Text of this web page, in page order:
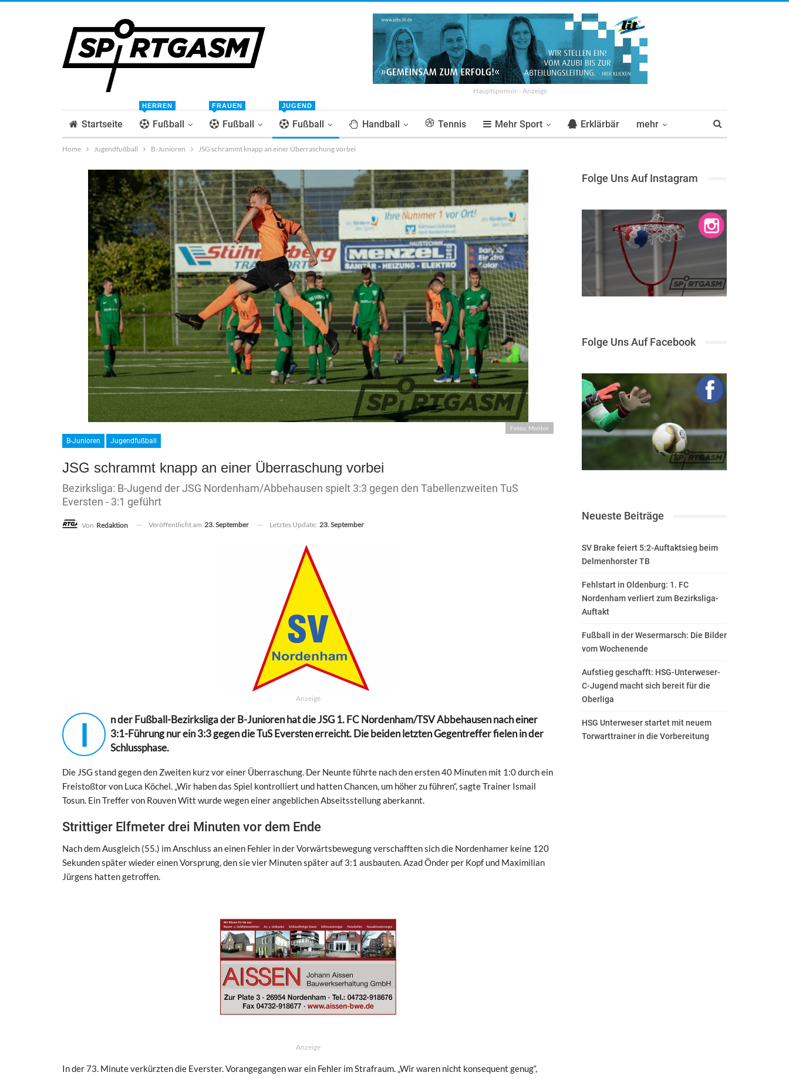
Hauptsponsor - Anzeige
Startseite Fußball
HERREN
Fußball
FRAUEN
Fußball
JUGEND
Handball Tennis Mehr Sport Erklärbär mehr
Home Jugendfußball B-Junioren JSG schrammt knapp an einer Überraschung vorbei
Fotos: Molitor
B-Junioren Jugendfußball
JSG schrammt knapp an einer Überraschung vorbei
Bezirksliga: B-Jugend der JSG Nordenham/Abbehausen spielt 3:3 gegen den Tabellenzweiten TuS
Eversten - 3:1 geführt
Von Redaktion Veröffentlicht am 23. September Letztes Update: 23. September
Anzeige
I
n der Fußball-Bezirksliga der B-Junioren hat die JSG 1. FC Nordenham/TSV Abbehausen nach einer
3:1-Führung nur ein 3:3 gegen die TuS Eversten erreicht. Die beiden letzten Gegentreffer fielen in der
Schlussphase.
Die JSG stand gegen den Zweiten kurz vor einer Überraschung. Der Neunte führte nach den ersten 40 Minuten mit 1:0 durch ein
Freistoßtor von Luca Köchel. „Wir haben das Spiel kontrolliert und hatten Chancen, um höher zu führen“, sagte Trainer Ismail
Tosun. Ein Treffer von Rouven Witt wurde wegen einer angeblichen Abseitsstellung aberkannt.
Strittiger Elfmeter drei Minuten vor dem Ende
Nach dem Ausgleich (55.) im Anschluss an einen Fehler in der Vorwärtsbewegung verschafften sich die Nordenhamer keine 120
Sekunden später wieder einen Vorsprung, den sie vier Minuten später auf 3:1 ausbauten. Azad Önder per Kopf und Maximilian
Jürgens hatten getroffen.
Anzeige
In der 73. Minute verkürzten die Everster. Vorangegangen war ein Fehler im Strafraum. „Wir waren nicht konsequent genug“,
Folge Uns Auf Instagram
Folge Uns Auf Facebook
Neueste Beiträge
SV Brake feiert 5:2-Auftaktsieg beim
Delmenhorster TB
Fehlstart in Oldenburg: 1. FC
Nordenham verliert zum Bezirksliga-
Auftakt
Fußball in der Wesermarsch: Die Bilder
vom Wochenende
Aufstieg geschafft: HSG-Unterweser-
C-Jugend macht sich bereit für die
Oberliga
HSG Unterweser startet mit neuem
Torwarttrainer in die Vorbereitung